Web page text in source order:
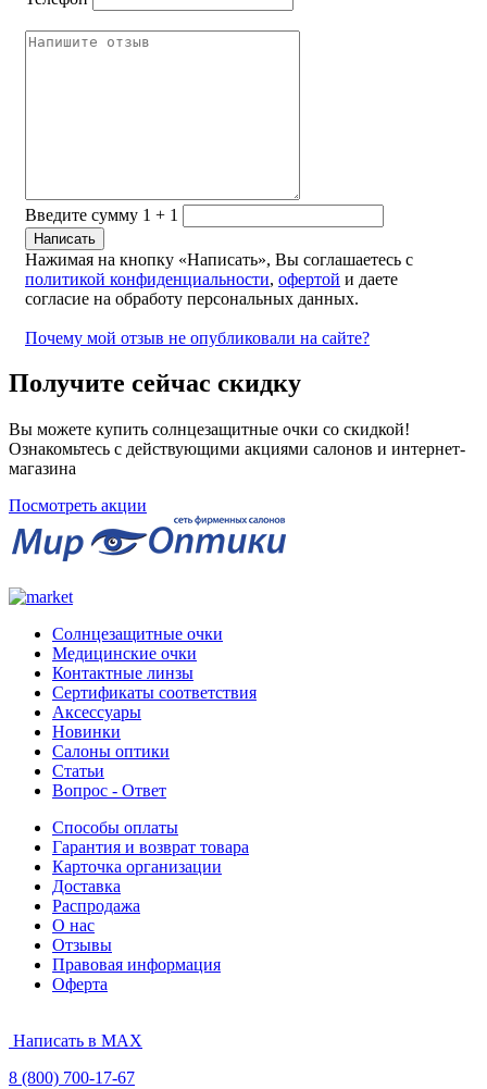
Введите сумму 1 + 1
Нажимая на кнопку «Написать», Вы соглашаетесь с
политикой конфиденциальности, офертой и даете
согласие на обработу персональных данных.
Почему мой отзыв не опубликовали на сайте?
Получите сейчас скидку
Вы можете купить солнцезащитные очки со скидкой!
Ознакомьтесь с действующими акциями салонов и интернет-
магазина
Посмотреть акции
Солнцезащитные очки
Медицинские очки
Контактные линзы
Сертификаты соответствия
Аксессуары
Новинки
Салоны оптики
Статьи
Вопрос - Ответ
Способы оплаты
Гарантия и возврат товара
Карточка организации
Доставка
Распродажа
О нас
Отзывы
Правовая информация
Оферта
Написать в MAX
8 (800) 700-17-67